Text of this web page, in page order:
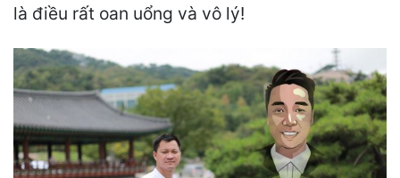
là điều rất oan uổng và vô lý!